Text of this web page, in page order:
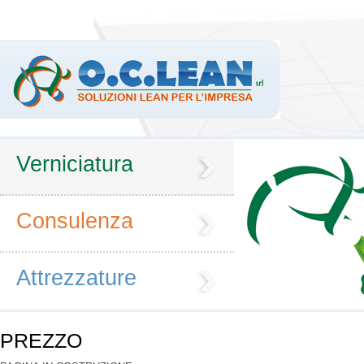
Verniciatura
Consulenza
Attrezzature
PREZZO